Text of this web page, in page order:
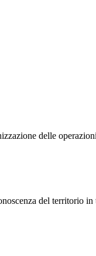
delle
del territorio